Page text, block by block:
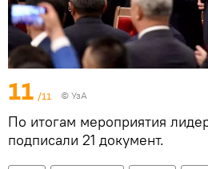
11 /11 © УзА
По итогам мероприятия
подписали 21 документ.